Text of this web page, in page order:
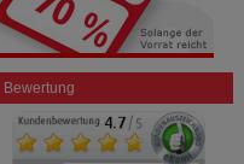
Bewertung